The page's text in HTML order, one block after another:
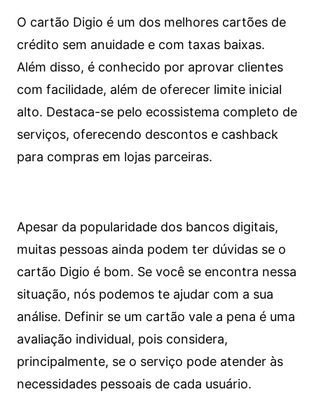
O cartão Digio é um dos melhores cartões de
crédito sem anuidade e com taxas baixas.
Além disso, é conhecido por aprovar clientes
com facilidade, além de oferecer limite inicial
alto. Destaca-se pelo ecossistema completo de
serviços, oferecendo descontos e cashback
para compras em lojas parceiras.
Apesar da popularidade dos bancos digitais,
muitas pessoas ainda podem ter dúvidas se o
cartão Digio é bom. Se você se encontra nessa
situação, nós podemos te ajudar com a sua
análise. Definir se um cartão vale a pena é uma
avaliação individual, pois considera,
principalmente, se o serviço pode atender às
necessidades pessoais de cada usuário.